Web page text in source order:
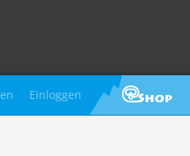
Einloggen